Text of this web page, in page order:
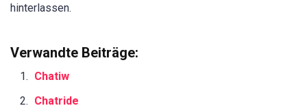
hinterlassen.
Verwandte Beiträge:
Chatiw
Chatride